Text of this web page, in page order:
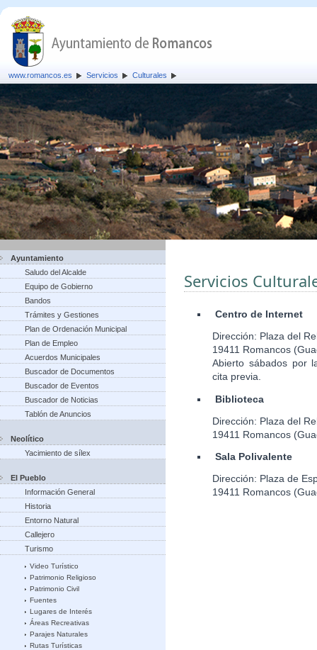
www.romancos.es Servicios Culturales
Ayuntamiento
Saludo del Alcalde
Equipo de Gobierno
Bandos
Trámites y Gestiones
Plan de Ordenación Municipal
Plan de Empleo
Acuerdos Municipales
Buscador de Documentos
Buscador de Eventos
Buscador de Noticias
Tablón de Anuncios
Neolítico
Yacimiento de sílex
El Pueblo
Información General
Historia
Entorno Natural
Callejero
Turismo
Video Turístico
Patrimonio Religioso
Patrimonio Civil
Fuentes
Lugares de Interés
Áreas Recreativas
Parajes Naturales
Rutas Turísticas
Servicios
Centro de Internet
Dirección: Plaza del
19411 Romancos
Abierto sábados por
cita previa.
Biblioteca
Dirección: Plaza del
19411 Romancos
Sala Polivalente
Dirección: Plaza de
19411 Romancos